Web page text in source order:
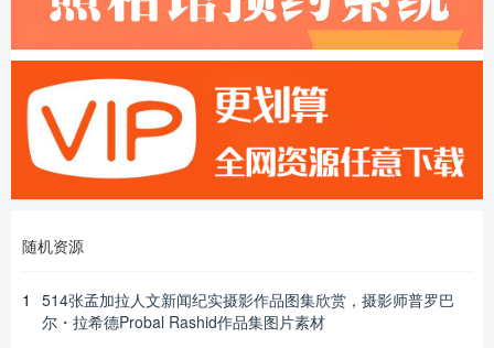
随机资源
1
514张孟加拉人文新闻纪实摄影作品图集欣赏，摄影师普罗巴
尔・拉希德Probal Rashid作品集图片素材